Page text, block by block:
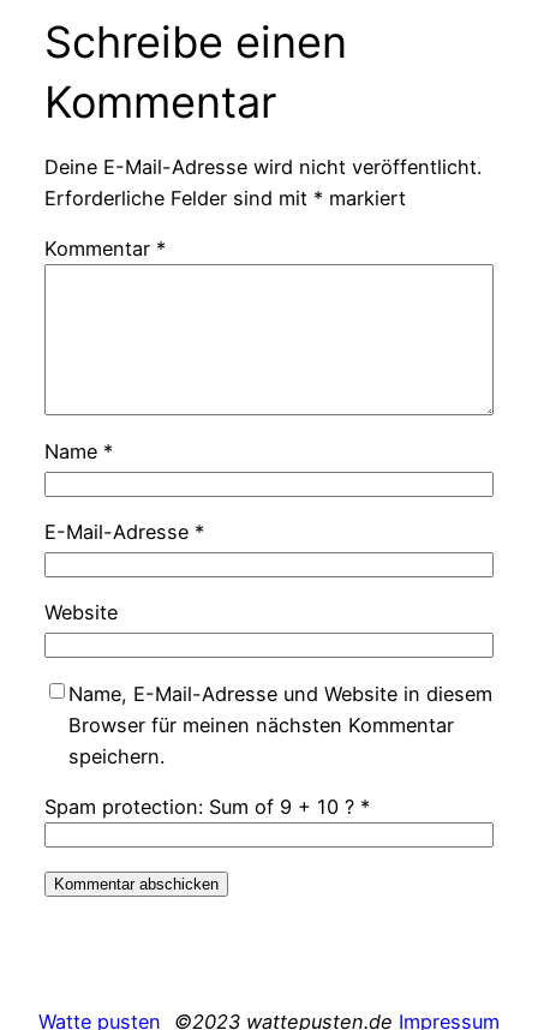
Schreibe einen
Kommentar
Deine E-Mail-Adresse wird nicht veröffentlicht.
Erforderliche Felder sind mit * markiert
Kommentar *
Name *
E-Mail-Adresse *
Website
Name, E-Mail-Adresse und Website in diesem
Browser für meinen nächsten Kommentar
speichern.
Spam protection: Sum of 9 + 10 ? *
Watte pusten ©2023 wattepusten.de Impressum